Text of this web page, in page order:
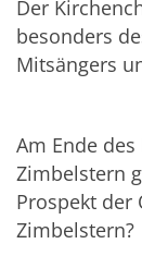
Der
besonders
Mitsängers
Am Ende
Zimbelstern
Prospekt der
Zimbelstern?